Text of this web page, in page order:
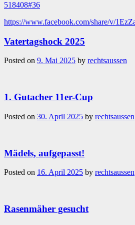
518408#36
https://www.facebook.com/share/v/
Vatertagshock 2025
Posted on 9. Mai 2025 by rechtsaussen
1. Gutacher 11er-Cup
Posted on 30. April 2025 by rechtsaussen
Mädels, aufgepasst!
Posted on 16. April 2025 by rechtsaussen
Rasenmäher gesucht